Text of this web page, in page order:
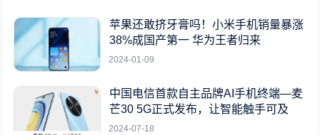
苹果还敢挤牙膏吗！小米手机销量暴涨
38%成国产第一 华为王者归来
2024-01-09
中国电信首款自主品牌AI手机终端—麦
芒30 5G正式发布，让智能触手可及
2024-07-18